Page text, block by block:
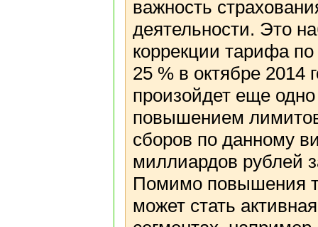
важность
деятельности. Это
коррекции тарифа
25 % в октябре 2014
произойдет еще
повышением
сборов по данному
миллиардов рублей
Помимо повышения
может стать